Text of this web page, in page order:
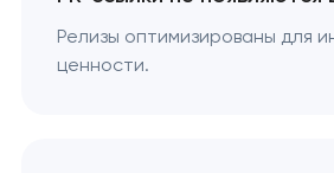
Релизы оптимизированы для
ценности.